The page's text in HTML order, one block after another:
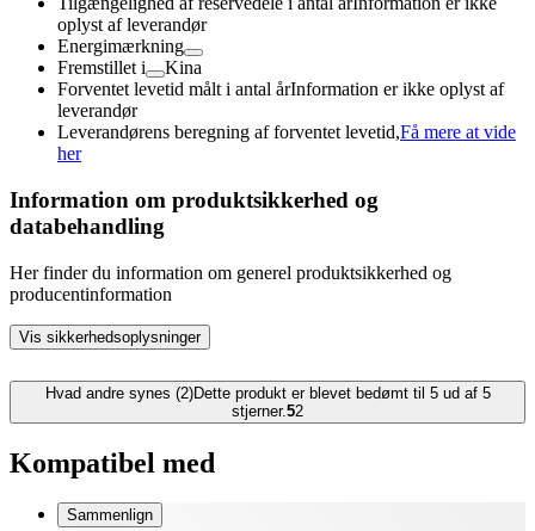
oplyst af leverandør
Energimærkning
Fremstillet i
Kina
Forventet levetid målt i antal årInformation er ikke oplyst af
leverandør
Leverandørens beregning af forventet levetid,Få mere at vide
her
Information om produktsikkerhed og
databehandling
Her finder du information om generel produktsikkerhed og
producentinformation
Vis sikkerhedsoplysninger
Hvad andre synes (2)Dette produkt er blevet bedømt til 5 ud af 5
stjerner.52
Kompatibel med
Sammenlign